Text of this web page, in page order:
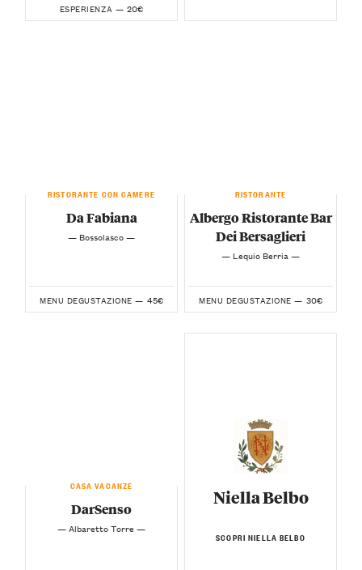
ESPERIENZA — 20€
RISTORANTE CON CAMERE
Da Fabiana
— Bossolasco —
MENU DEGUSTAZIONE — 45€
RISTORANTE
Albergo Ristorante Bar
Dei Bersaglieri
— Lequio Berria —
MENU DEGUSTAZIONE — 30€
CASA VACANZE
DarSenso
— Albaretto Torre —
Niella Belbo
SCOPRI NIELLA BELBO